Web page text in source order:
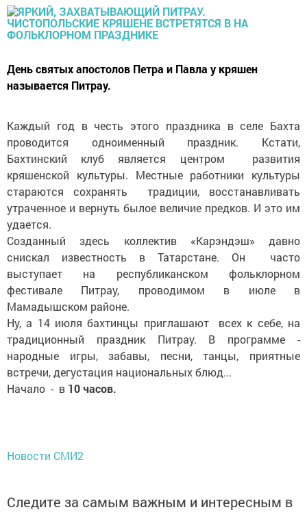
День святых апостолов Петра и Павла у кряшен
называется Питрау.
Каждый год в честь этого праздника в селе Бахта
проводится одноименный праздник. Кстати,
Бахтинский клуб является центром развития
кряшенской культуры. Местные работники культуры
стараются сохранять традиции, восстанавливать
утраченное и вернуть былое величие предков. И это им
удается.
Созданный здесь коллектив «Карэндэш» давно
снискал известность в Татарстане. Он часто
выступает на республиканском фольклорном
фестивале Питрау, проводимом в июле в
Мамадышском районе.
Ну, а 14 июля бахтинцы приглашают всех к себе, на
традиционный праздник Питрау. В программе -
народные игры, забавы, песни, танцы, приятные
встречи, дегустация национальных блюд...
Начало - в 10 часов.
Новости СМИ2
Следите за самым важным и интересным в